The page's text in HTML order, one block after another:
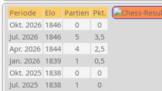
Periode Elo Partien Pkt.
Okt. 2026 1846 0
0
Jul. 2026
1846 5
3,5
Apr. 2026 1844 4
2,5
Jan. 2026 1839 1
0,5
Okt. 2025 1838 0
0
Jul. 2025
1838 1
0